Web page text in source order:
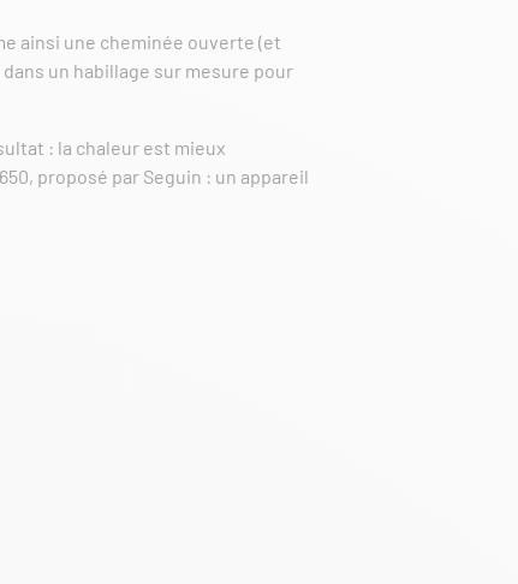
ainsi une cheminée ouverte (et
un habillage sur mesure pour
: la chaleur est mieux
proposé par Seguin : un appareil